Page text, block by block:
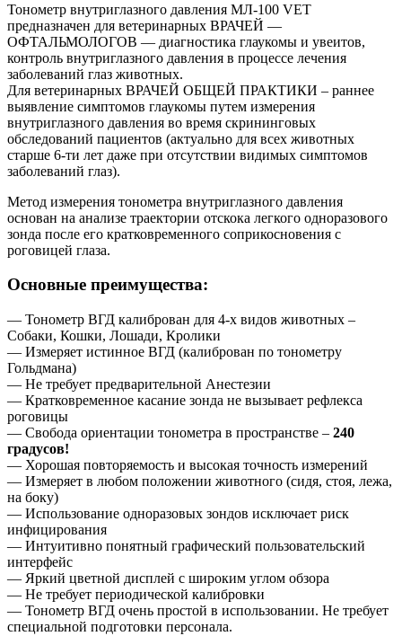
Тонометр внутриглазного давления МЛ-100 VET
предназначен для ветеринарных ВРАЧЕЙ —
ОФТАЛЬМОЛОГОВ — диагностика глаукомы и увеитов,
контроль внутриглазного давления в процессе лечения
заболеваний глаз животных.
Для ветеринарных ВРАЧЕЙ ОБЩЕЙ ПРАКТИКИ – раннее
выявление симптомов глаукомы путем измерения
внутриглазного давления во время скрининговых
обследований пациентов (актуально для всех животных
старше 6-ти лет даже при отсутствии видимых симптомов
заболеваний глаз).
Метод измерения тонометра внутриглазного давления
основан на анализе траектории отскока легкого одноразового
зонда после его кратковременного соприкосновения с
роговицей глаза.
Основные преимущества:
— Тонометр ВГД калиброван для 4-х видов животных –
Собаки, Кошки, Лошади, Кролики
— Измеряет истинное ВГД (калиброван по тонометру
Гольдмана)
— Не требует предварительной Анестезии
— Кратковременное касание зонда не вызывает рефлекса
роговицы
— Свобода ориентации тонометра в пространстве – 240
градусов!
— Хорошая повторяемость и высокая точность измерений
— Измеряет в любом положении животного (сидя, стоя, лежа,
на боку)
— Использование одноразовых зондов исключает риск
инфицирования
— Интуитивно понятный графический пользовательский
интерфейс
— Яркий цветной дисплей с широким углом обзора
— Не требует периодической калибровки
— Тонометр ВГД очень простой в использовании. Не требует
специальной подготовки персонала.